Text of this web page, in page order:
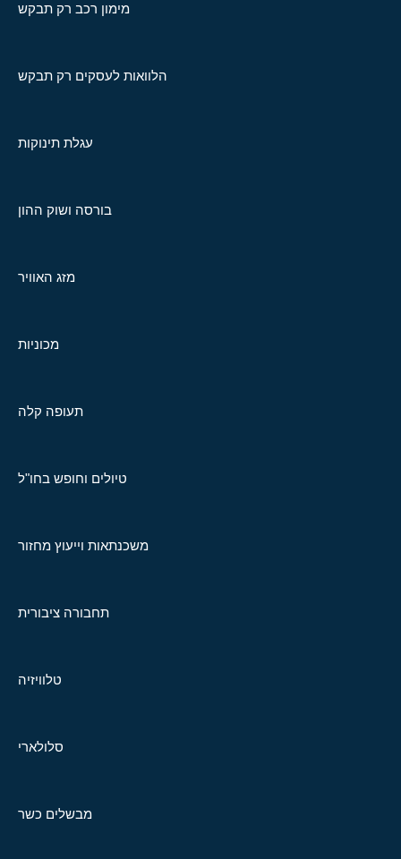
מימון רכב רק תבקש
הלוואות לעסקים רק תבקש
עגלת תינוקות
בורסה ושוק ההון
מזג האוויר
מכוניות
תעופה קלה
טיולים וחופש בחו"ל
משכנתאות וייעוץ מחזור
תחבורה ציבורית
טלוויזיה
סלולארי
מבשלים כשר